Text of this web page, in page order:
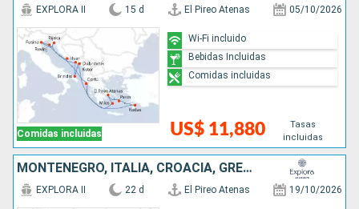
Comidas incluidas
EXPLORA II 15 d El Pireo Atenas 05/10/2026
US$ 11,880
Tasas
incluidas
Wi-Fi incluido
Bebidas Incluidas
Comidas incluidas
MONTENEGRO, ITALIA, CROACIA, GRECIA
EXPLORA II 22 d El Pireo Atenas 19/10/2026